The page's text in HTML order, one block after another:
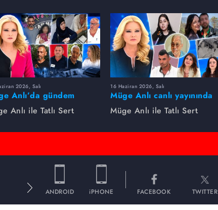
2026, Salı
Anlı’da gündem
Kayıp dosyaları ve
ihanetleri herkesi şoke
Anlı ile Tatlı Sert
16 Haziran 2026, Salı
Müge Anlı canlı yayınında
dikkat çeken gelişmeler
yaşandı. Kayıp,
Müge Anlı ile Tatlı Sert
ANDROID iPHONE FACEBOOK TWITTER